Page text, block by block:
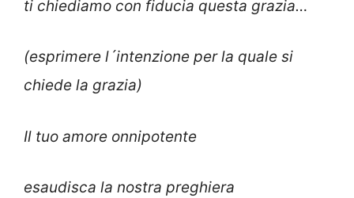
ti chiediamo con fiducia questa grazia…
(esprimere l´intenzione per la quale si
chiede la grazia)
Il tuo amore onnipotente
esaudisca la nostra preghiera